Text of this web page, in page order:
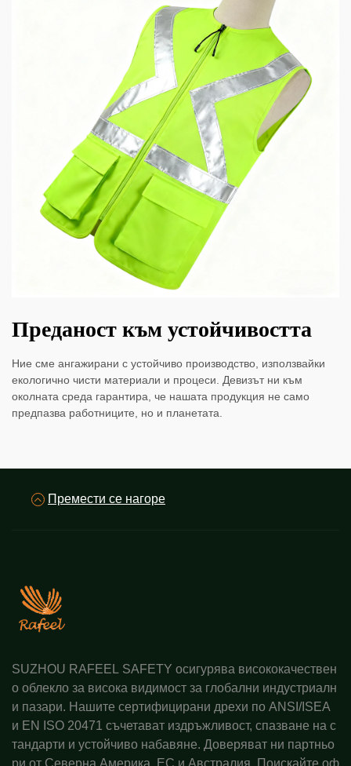
Преданост към устойчивостта
Ние сме ангажирани с устойчиво производство, използвайки
екологично чисти материали и процеси. Девизът ни към
околната среда гарантира, че нашата продукция не само
предпазва работниците, но и планетата.
Премести се нагоре
SUZHOU RAFEEL SAFETY осигурява висококачествен
о облекло за висока видимост за глобални индустриалн
и пазари. Нашите сертифицирани дрехи по ANSI/ISEA
и EN ISO 20471 съчетават издръжливост, спазване на с
тандарти и устойчиво набавяне. Доверяват ни партньо
ри от Северна Америка, ЕС и Австралия. Поискайте оф